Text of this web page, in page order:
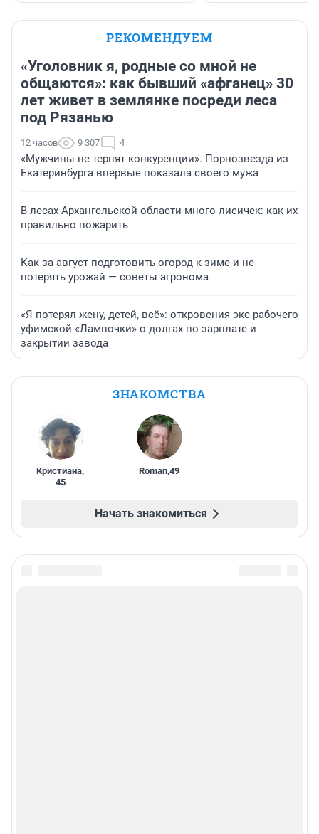
РЕКОМЕНДУЕМ
«Уголовник я, родные со мной не
общаются»: как бывший «афганец» 30
лет живет в землянке посреди леса
под Рязанью
12 часов 9 307 4
«Мужчины не терпят конкуренции». Порнозвезда из
Екатеринбурга впервые показала своего мужа
В лесах Архангельской области много лисичек: как их
правильно пожарить
Как за август подготовить огород к зиме и не
потерять урожай — советы агронома
«Я потерял жену, детей, всё»: откровения экс-рабочего
уфимской «Лампочки» о долгах по зарплате и
закрытии завода
ЗНАКОМСТВА
Кристиана,
45
Roman,49
Начать знакомиться